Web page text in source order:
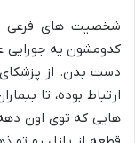
شخصیت های فرعی
کدومشون یه
دست بدن. از پزشکای
ارتباط بوده، تا
هایی که توی اون